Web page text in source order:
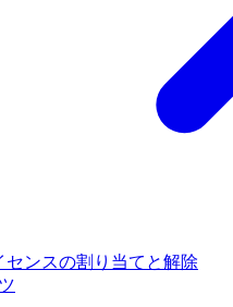
センスの割り当てと解除